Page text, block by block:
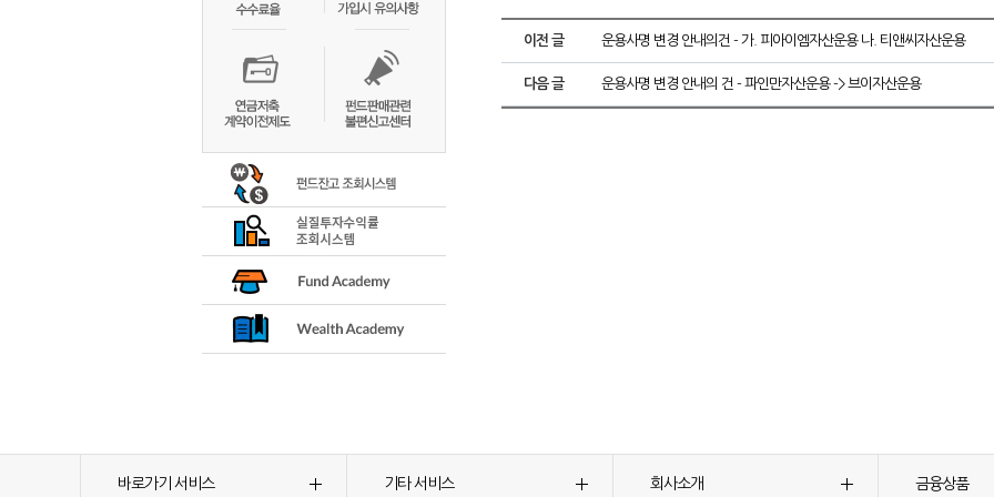
이전 글 운용사명 변경 안내의건 - 가. 피아이엠자산운용 나. 티앤씨자산운용
다음 글 운용사명 변경 안내의 건 - 파인만자산운용 -> 브이자산운용
바로가기 서비스 기타 서비스 회사소개 금융상품